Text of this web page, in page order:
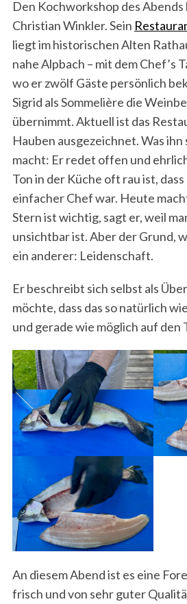
Den Kochworkshop des
Christian Winkler. Sein
liegt im historischen Alten
nahe Alpbach – mit dem Chef’s
wo er zwölf Gäste persönlich
Sigrid als Sommelière die
übernimmt. Aktuell ist das
Hauben ausgezeichnet. Was
macht: Er redet offen und
Ton in der Küche oft rau ist,
einfacher Chef war. Heute
Stern ist wichtig, sagt er, weil
unsichtbar ist. Aber der Grund,
ein anderer: Leidenschaft.
Er beschreibt sich selbst als
möchte, dass das so natürlich
und gerade wie möglich auf den
An diesem Abend ist es eine
frisch und von sehr guter